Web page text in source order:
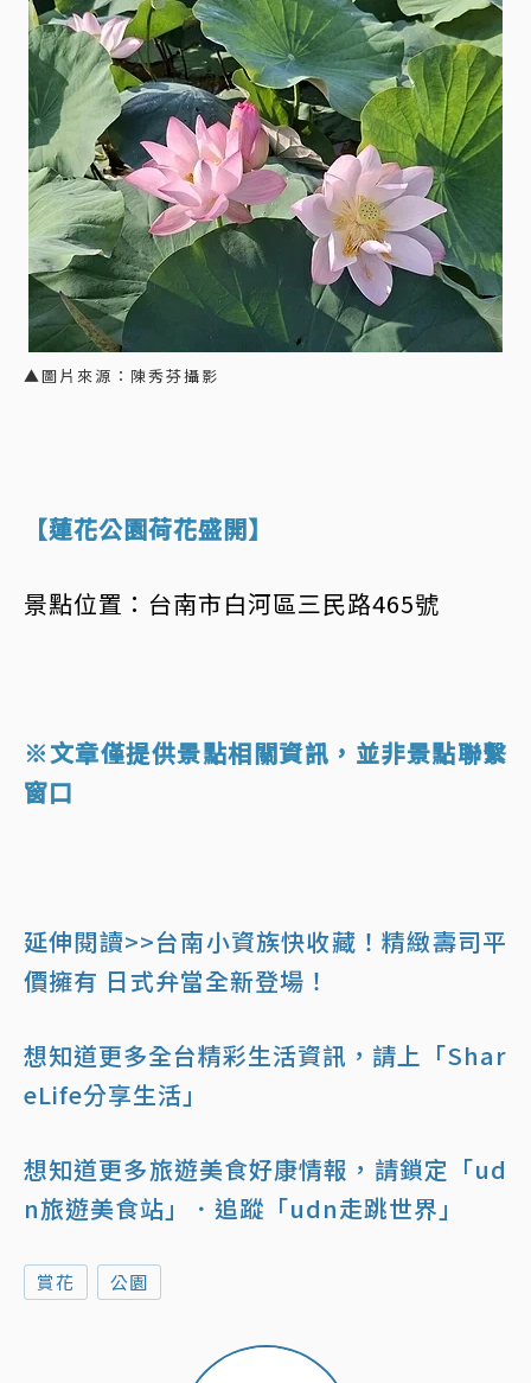
▲圖片來源：陳秀芬攝影
【蓮花公園荷花盛開】
景點位置：台南市白河區三民路465號
※文章僅提供景點相關資訊，並非景點聯繫
窗口
延伸閱讀>>台南小資族快收藏！精緻壽司平
價擁有 日式弁當全新登場！
想知道更多全台精彩生活資訊，請上「Shar
eLife分享生活」
想知道更多旅遊美食好康情報，請鎖定「ud
n旅遊美食站」
．追蹤「udn走跳世界」
賞花 公園